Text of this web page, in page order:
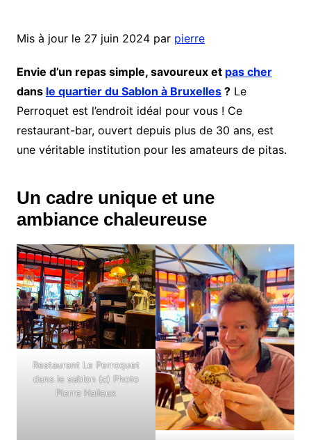
Mis à jour le 27 juin 2024 par pierre
Envie d’un repas simple, savoureux et pas cher
dans le quartier du Sablon à Bruxelles?Le
Perroquet est l’endroit idéal pour vous ! Ce
restaurant-bar, ouvert depuis plus de 30 ans, est
une véritable institution pour les amateurs de pitas.
Un cadre unique et une
ambiance chaleureuse
Restaurant Le Perroquet
dans le sablon (c) Photo
Pierre Halleux